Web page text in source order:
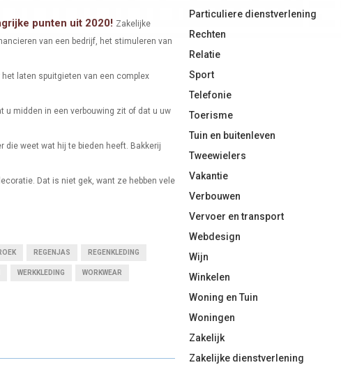
punten uit 2020! Zakelijke
van een bedrijf, het stimuleren van
laten spuitgieten van een complex
u midden in een verbouwing zit of dat u uw
die weet wat hij te bieden heeft. Bakkerij
Dat is niet gek, want ze hebben vele
REGENJAS REGENKLEDING
WERKKLEDING WORKWEAR
Particuliere dienstverlening
Rechten
Relatie
Sport
Telefonie
Toerisme
Tuin en buitenleven
Tweewielers
Vakantie
Verbouwen
Vervoer en transport
Webdesign
Wijn
Winkelen
Woning en Tuin
Woningen
Zakelijk
Zakelijke dienstverlening